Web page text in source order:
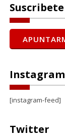
Suscribete
Instagram
[instagram-feed]
Twitter